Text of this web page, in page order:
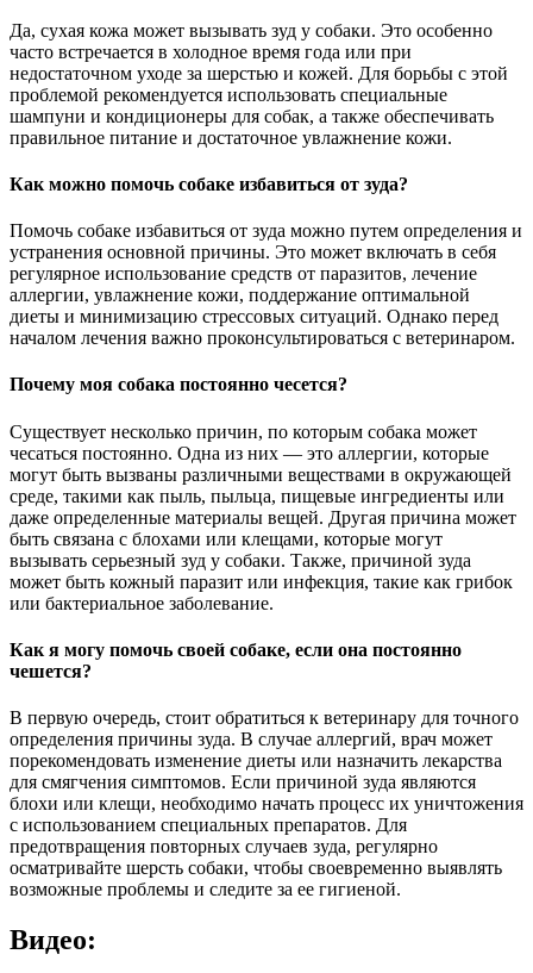
Да, сухая кожа может вызывать зуд у собаки. Это особенно
часто встречается в холодное время года или при
недостаточном уходе за шерстью и кожей. Для борьбы с этой
проблемой рекомендуется использовать специальные
шампуни и кондиционеры для собак, а также обеспечивать
правильное питание и достаточное увлажнение кожи.
Как можно помочь собаке избавиться от зуда?
Помочь собаке избавиться от зуда можно путем определения и
устранения основной причины. Это может включать в себя
регулярное использование средств от паразитов, лечение
аллергии, увлажнение кожи, поддержание оптимальной
диеты и минимизацию стрессовых ситуаций. Однако перед
началом лечения важно проконсультироваться с ветеринаром.
Почему моя собака постоянно чесется?
Существует несколько причин, по которым собака может
чесаться постоянно. Одна из них — это аллергии, которые
могут быть вызваны различными веществами в окружающей
среде, такими как пыль, пыльца, пищевые ингредиенты или
даже определенные материалы вещей. Другая причина может
быть связана с блохами или клещами, которые могут
вызывать серьезный зуд у собаки. Также, причиной зуда
может быть кожный паразит или инфекция, такие как грибок
или бактериальное заболевание.
Как я могу помочь своей собаке, если она постоянно
чешется?
В первую очередь, стоит обратиться к ветеринару для точного
определения причины зуда. В случае аллергий, врач может
порекомендовать изменение диеты или назначить лекарства
для смягчения симптомов. Если причиной зуда являются
блохи или клещи, необходимо начать процесс их уничтожения
с использованием специальных препаратов. Для
предотвращения повторных случаев зуда, регулярно
осматривайте шерсть собаки, чтобы своевременно выявлять
возможные проблемы и следите за ее гигиеной.
Видео: